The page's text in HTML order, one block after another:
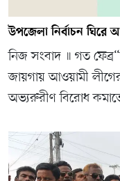
উপজেলা নির্বাচন ঘিরে
নিজ সংবাদ ॥ গত
জায়গায় আওয়ামী
অভ্যরুরীণ বিরোধ